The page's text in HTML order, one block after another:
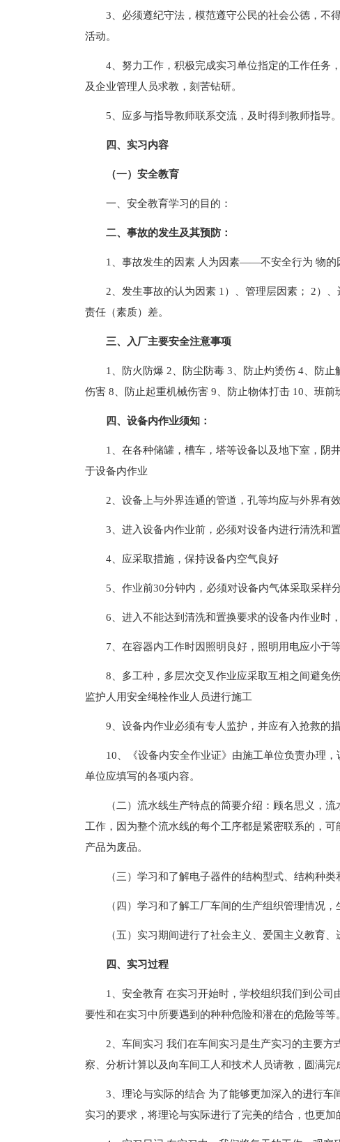
3、必须遵纪守法，模范遵守公民的社会公德，不
活动。
4、努力工作，积极完成实习单位指定的工作任务
及企业管理人员求教，刻苦钻研。
5、应多与指导教师联系交流，及时得到教师指导。
四、实习内容
（一）安全教育
一、安全教育学习的目的：
二、事故的发生及其预防：
1、事故发生的因素 人为因素——不安全行为 物
2、发生事故的认为因素 1）、管理层因素； 2）
责任（素质）差。
三、入厂主要安全注意事项
1、防火防爆 2、防尘防毒 3、防止灼烫伤 4、防
伤害 8、防止起重机械伤害 9、防止物体打击 10、班前
四、设备内作业须知：
1、在各种储罐，槽车，塔等设备以及地下室，阴
于设备内作业
2、设备上与外界连通的管道，孔等均应与外界有
3、进入设备内作业前，必须对设备内进行清洗和
4、应采取措施，保持设备内空气良好
5、作业前30分钟内，必须对设备内气体采取采样
6、进入不能达到清洗和置换要求的设备内作业时
7、在容器内工作时因照明良好，照明用电应小于
8、多工种，多层次交叉作业应采取互相之间避免
监护人用安全绳栓作业人员进行施工
9、设备内作业必须有专人监护，并应有入抢救的
10、《设备内安全作业证》由施工单位负责办理
单位应填写的各项内容。
（二）流水线生产特点的简要介绍：顾名思义，
工作，因为整个流水线的每个工序都是紧密联系的，
产品为废品。
（三）学习和了解电子器件的结构型式、结构种类
（四）学习和了解工厂车间的生产组织管理情况，
（五）实习期间进行了社会主义、爱国主义教育
四、实习过程
1、安全教育 在实习开始时，学校组织我们到公
要性和在实习中所要遇到的种种危险和潜在的危险等等。
2、车间实习 我们在车间实习是生产实习的主要
察、分析计算以及向车间工人和技术人员请教，圆满完
3、理论与实际的结合 为了能够更加深入的进行
实习的要求，将理论与实际进行了完美的结合，也更加